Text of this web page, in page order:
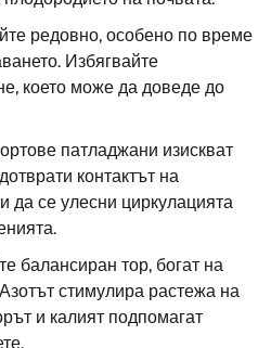
редовно, особено по време
Избягвайте
което може да доведе до
патладжани изискват
контактът на
да се улесни циркулацията
балансиран тор, богат на
стимулира растежа на
и калият подпомагат